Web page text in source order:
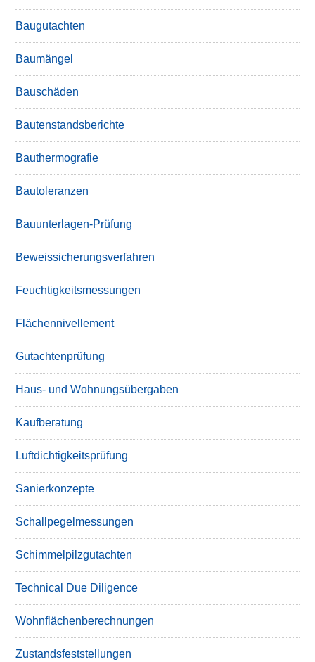
Baugutachten
Baumängel
Bauschäden
Bautenstandsberichte
Bauthermografie
Bautoleranzen
Bauunterlagen-Prüfung
Beweissicherungsverfahren
Feuchtigkeitsmessungen
Flächennivellement
Gutachtenprüfung
Haus- und Wohnungsübergaben
Kaufberatung
Luftdichtigkeitsprüfung
Sanierkonzepte
Schallpegelmessungen
Schimmelpilzgutachten
Technical Due Diligence
Wohnflächenberechnungen
Zustandsfeststellungen